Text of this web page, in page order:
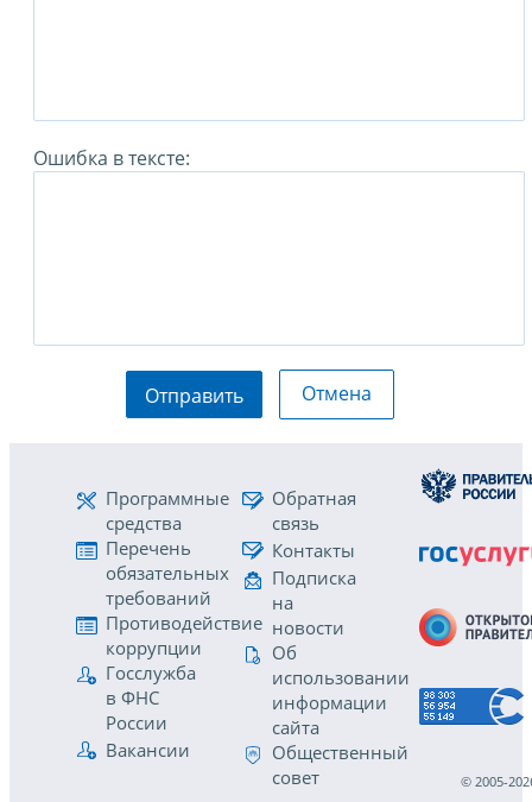
Ошибка в тексте:
Отправить Отмена
Программные
средства
Перечень
обязательных
требований
Противодействие
коррупции
Госслужба
в ФНС
России
Вакансии
Обратная
связь
Контакты
Подписка
на
новости
Об
использовании
информации
сайта
Общественный
совет
© 2005-